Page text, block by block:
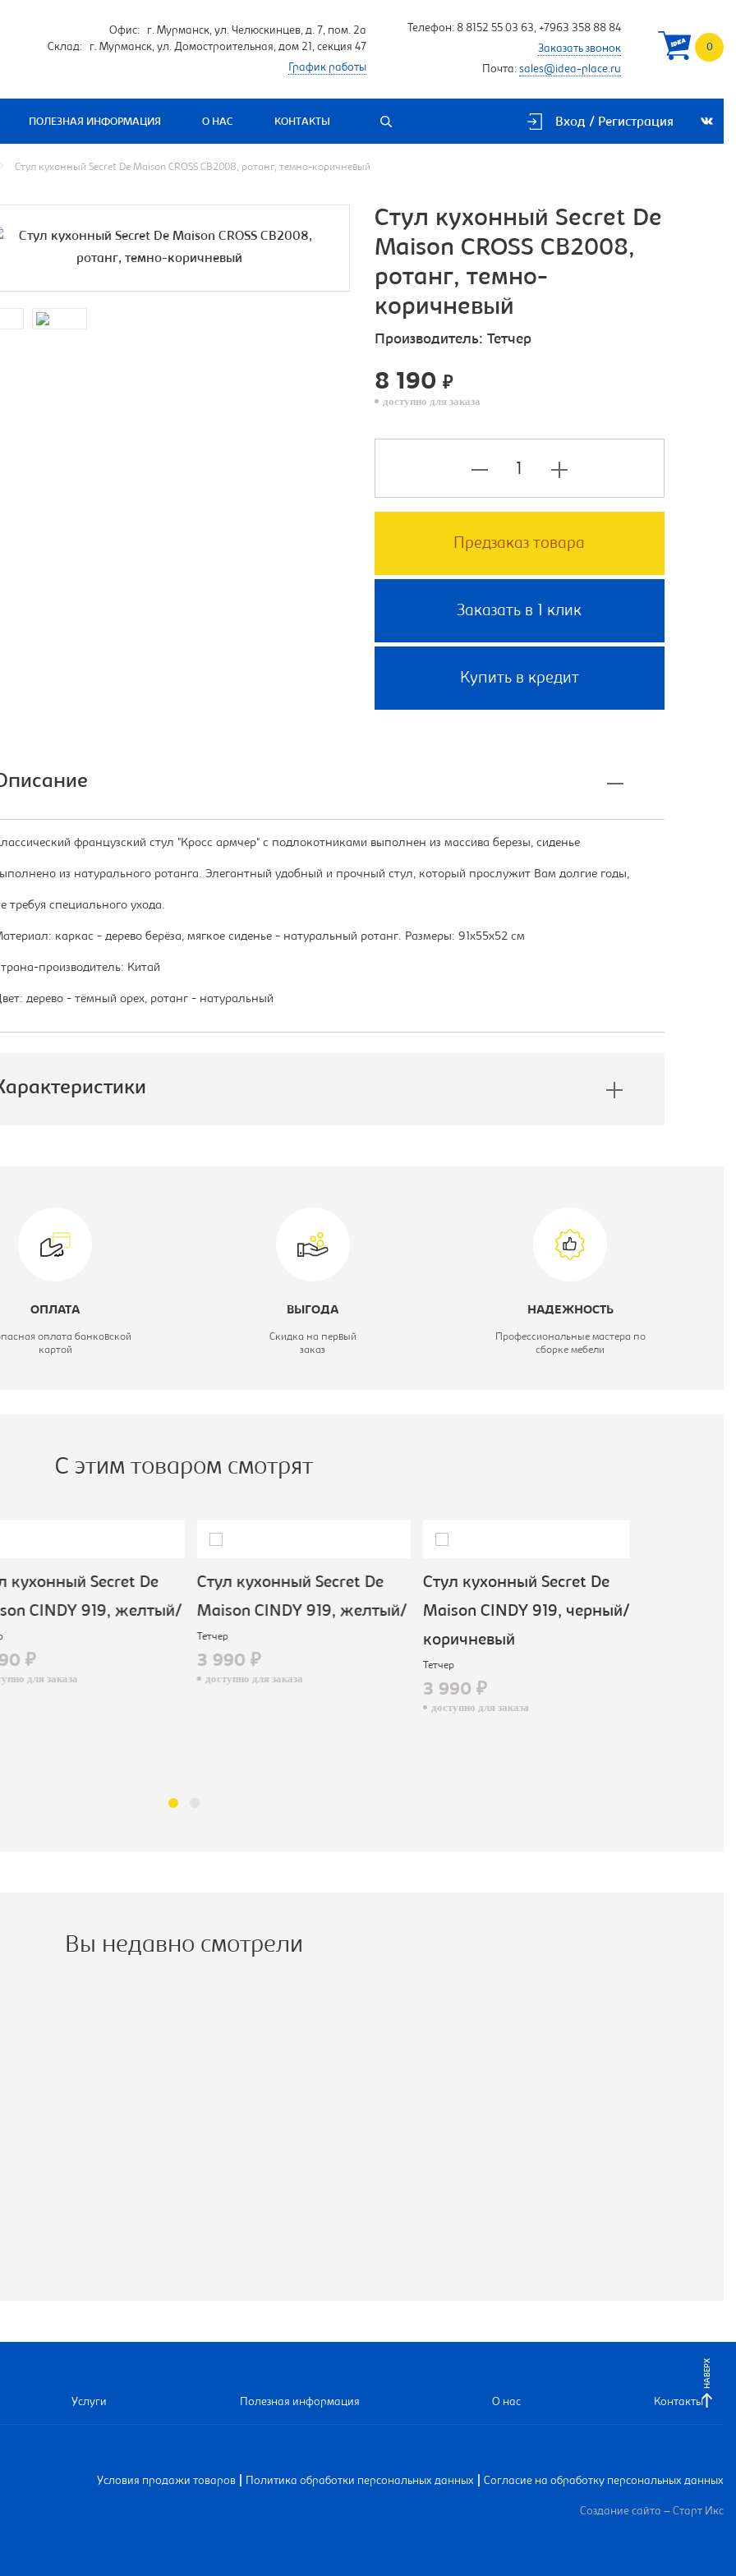
Офис: г. Мурманск, ул. Челюскинцев, д. 7, пом. 2а
Склад: г. Мурманск, ул. Домостроительная, дом 21, секция 47
График работы
Телефон: 8 8152 55 03 63, +7963 358 88 84
Заказать звонок
Почта: sales@idea-place.ru
0
ПОЛЕЗНАЯ ИНФОРМАЦИЯ О НАС КОНТАКТЫ Вход / Регистрация
Стул кухонный Secret De Maison CROSS CB2008, ротанг, темно-коричневый
Стул кухонный Secret De
Maison CROSS CB2008,
ротанг, темно-
коричневый
Производитель: Тетчер
8 190 ₽
доступно для заказа
Предзаказ товара
Заказать в 1 клик
Купить в кредит
французский стул "Кросс армчер" с подлокотниками выполнен из массива березы, сиденье
из натурального ротанга. Элегантный удобный и прочный стул, который прослужит Вам долгие годы,
требуя специального ухода.
каркас - дерево берёза, мягкое сиденье - натуральный ротанг. Размеры: 91х55х52 см
производитель: Китай
дерево - тёмный орех, ротанг - натуральный
Вид стула: Стул кухонный
ОПЛАТА
оплата банковской
картой
ВЫГОДА
Скидка на первый
заказ
НАДЕЖНОСТЬ
Профессиональные мастера по
сборке мебели
С этим товаром смотрят
кухонный Secret De
CINDY 919, желтый/
₽
для заказа
Стул кухонный Secret De
Maison CINDY 919, желтый/
Тетчер
3 990 ₽
доступно для заказа
Стул кухонный Secret De
Maison CINDY 919, черный/
коричневый
Тетчер
3 990 ₽
доступно для заказа
Вы недавно смотрели
НАВЕРХ
Услуги Полезная информация О нас Контакты
Условия продажи товаров Политика обработки персональных данных Согласие на обработку персональных данных
Создание сайта – Старт Икс